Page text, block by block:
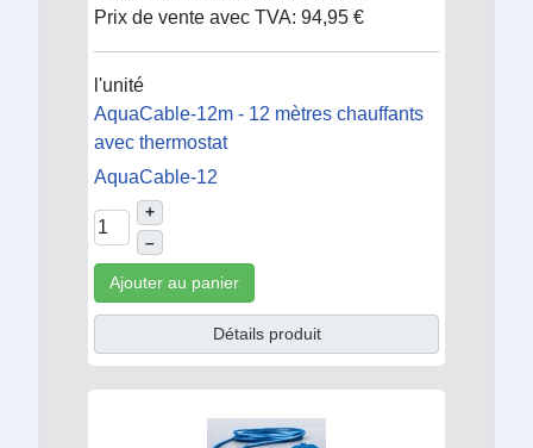
Prix de vente avec TVA: 94,95 €
l'unité
AquaCable-12m - 12 mètres chauffants
avec thermostat
AquaCable-12
+
–
Ajouter au panier
Détails produit